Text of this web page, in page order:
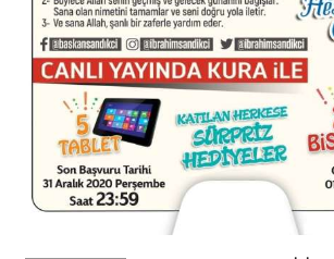
GALERİ
VİDEO
YAZARLAR
BİZE
ULAŞIN
Künye